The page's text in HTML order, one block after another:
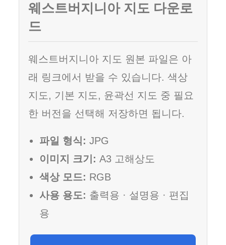
웨스트버지니아 지도 다운로
드
웨스트버지니아 지도 원본 파일은 아
래 링크에서 받을 수 있습니다. 색상
지도, 기본 지도, 윤곽선 지도 중 필요
한 버전을 선택해 저장하면 됩니다.
파일 형식: JPG
이미지 크기: A3 고해상도
색상 모드: RGB
사용 용도: 출력용 · 설명용 · 편집
용